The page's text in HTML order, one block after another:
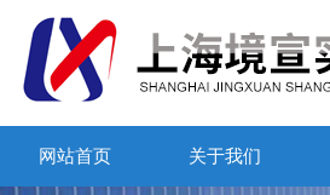
网站首页 关于我们